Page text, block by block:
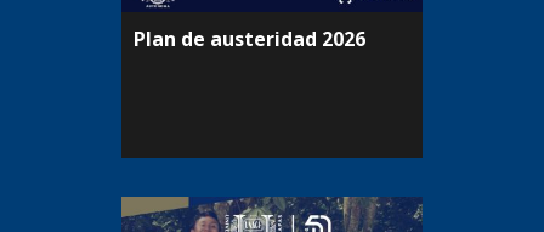
Plan de austeridad 2026